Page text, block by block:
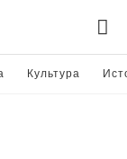
Культура